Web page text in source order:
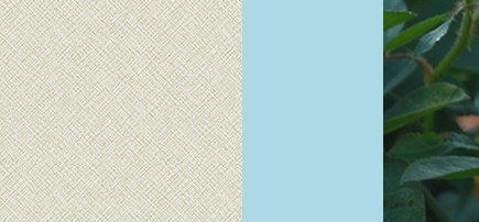
เสนอ
เอื้องแววมยุรา/เอื้อง
จำปา... จขบ.ขอลา
พักบล็อก
เก็บดอกไม้มาสะสม
- ดอนญ่าควีนสิริกิติ์
สายหยุด, บิวตี้ เบอรี่
ว่านเพชรหึง, ว่าน
มหาบัวขาว, ว่าน